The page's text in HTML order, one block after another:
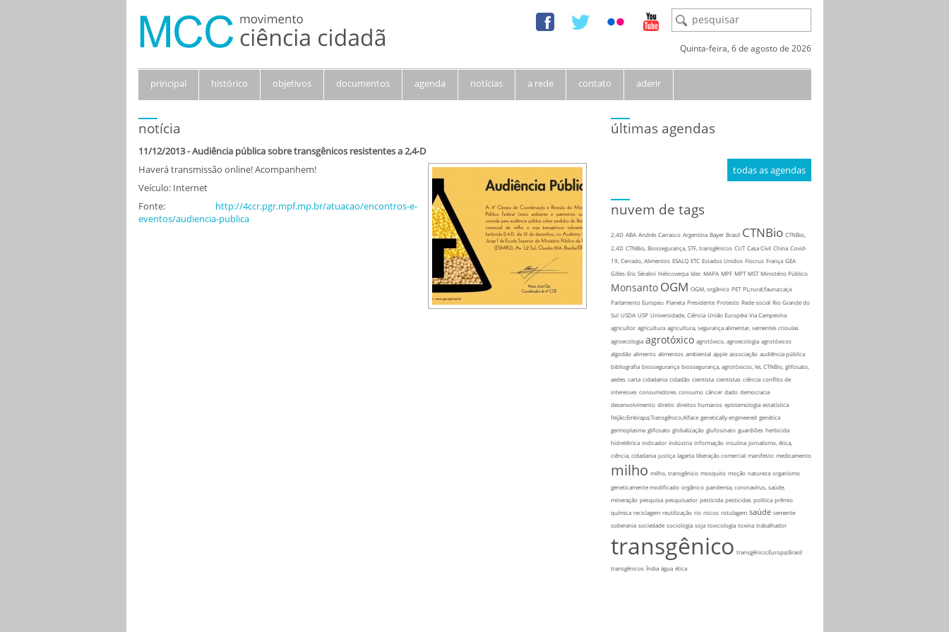
Quinta-feira, 6 de agosto de 2026
principal histórico objetivos documentos agenda notícias a rede contato aderir
últimas agendas
todas as agendas
nuvem de tags
2,4D ABA Andrés Carrasco Argentina Bayer Brasil CTNBio CTNBio,
2,4D CTNBio, Biossegurança, STF, transgênicos CUT Casa Civil China Covid-
19, Cerrado, Alimentos ESALQ ETC Estados Unidos Fiocruz França GEA
Gilles-Eric Séralini Helicoverpa Idec MAPA MPF MPT MST Ministério Público
Monsanto OGM OGM, orgânico PET PL;rural;fauna;caça
Parlamento Europeu Planeta Presidente Protesto Rede social Rio Grande do
Sul USDA USP Universidade, Ciência União Européia Via Campesina
agricultor agricultura agricultura, segurança alimentar, sementes crioulas
agroecologia agrotóxico agrotóxico, agroecologia agrotóxicos
algodão alimento alimentos ambiental apple associação audiência pública
bibliografia biossegurança biossegurança, agrotóxicos, lei, CTNBio, glifosato,
aedes carta cidadania cidadão cientista cientistas ciência conflito de
interesses consumidores consumo câncer dado democracia
desenvolvimento direito direitos humanos epistemologia estatística
feijão;Embrapa;Transgênico;Alface genetically engineered genética
germoplasma glifosato globalização glufosinato guardiões herbicida
hidrelétrica indicador indústria informação insulina jornalismo, ética,
ciência, cidadania justiça lagarta liberação comercial manifesto medicamento
milho milho, transgênico mosquito moção natureza organismo
geneticamente modificado orgânico pandemia, coronavírus, saúde,
mineração pesquisa pesquisador pesticida pesticidas política prêmio
química reciclagem reutilização rio riscos rotulagem saúde semente
soberania sociedade sociologia soja toxicologia toxina trabalhador
transgênico transgênico;Europa;Brasil
transgênicos Índia água ética
notícia
11/12/2013 - Audiência pública sobre transgênicos resistentes a 2,4-D
Haverá transmissão online! Acompanhem!
Veículo: Internet
Fonte: http://4ccr.pgr.mpf.mp.br/atuacao/encontros-e-
eventos/audiencia-publica